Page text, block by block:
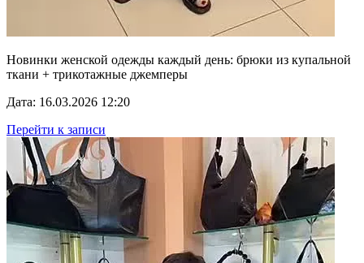
Новинки женской одежды каждый день: брюки из купальной
ткани + трикотажные джемперы
Дата: 16.03.2026 12:20
Перейти к записи